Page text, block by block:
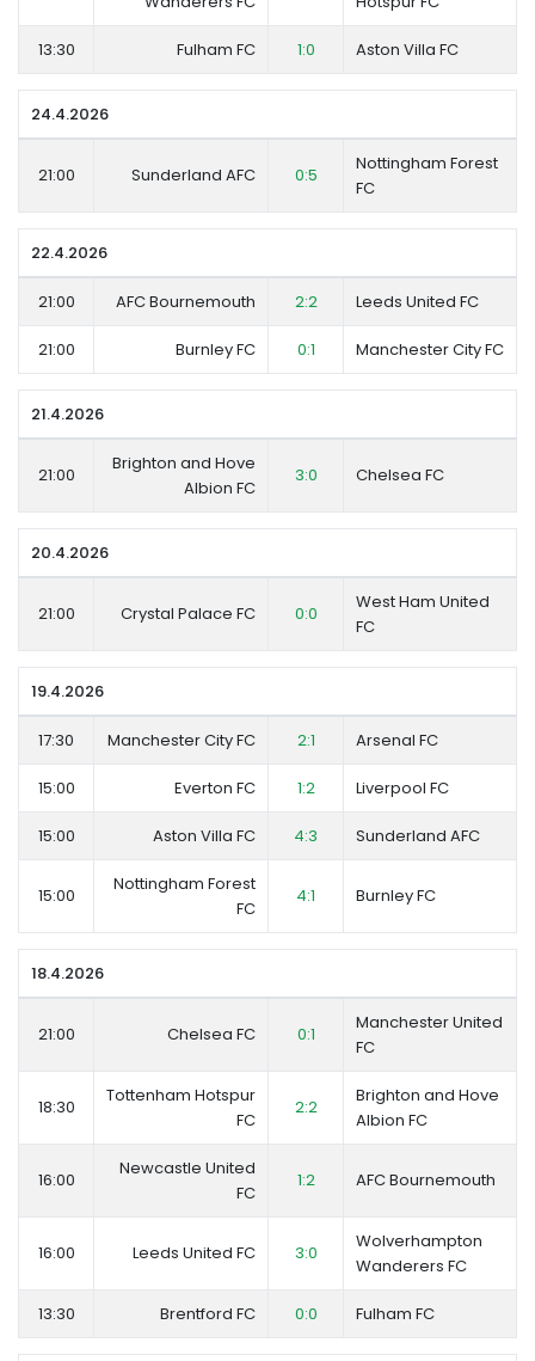
13:30 Fulham FC 1:0 Aston Villa FC
24.4.2026
21:00 Sunderland AFC 0:5
Nottingham Forest
FC
22.4.2026
21:00 AFC Bournemouth 2:2 Leeds United FC
21:00 Burnley FC 0:1 Manchester City FC
21.4.2026
21:00
Brighton and Hove
Albion FC
3:0 Chelsea FC
20.4.2026
21:00 Crystal Palace FC 0:0
West Ham United
FC
19.4.2026
17:30 Manchester City FC 2:1 Arsenal FC
15:00 Everton FC 1:2 Liverpool FC
15:00 Aston Villa FC 4:3 Sunderland AFC
15:00
Nottingham Forest
FC
4:1 Burnley FC
18.4.2026
21:00 Chelsea FC 0:1
Manchester United
FC
18:30
Tottenham Hotspur
FC
2:2
Brighton and Hove
Albion FC
16:00
Newcastle United
FC
1:2 AFC Bournemouth
16:00 Leeds United FC 3:0
Wolverhampton
Wanderers FC
13:30 Brentford FC 0:0 Fulham FC